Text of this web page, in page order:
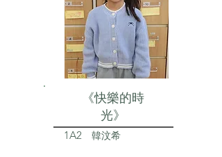
《快樂的時
光》
1A2 韓汶希